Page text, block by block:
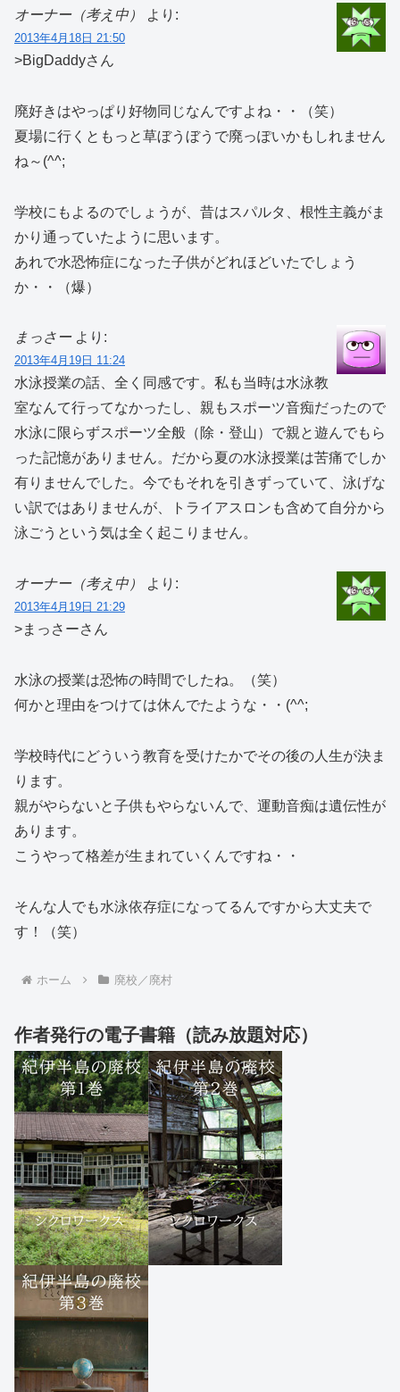
オーナー（考え中） より:
2013年4月18日 21:50
>BigDaddyさん
廃好きはやっぱり好物同じなんですよね・・（笑）
夏場に行くともっと草ぼうぼうで廃っぽいかもしれません
ね～(^^;
学校にもよるのでしょうが、昔はスパルタ、根性主義がま
かり通っていたように思います。
あれで水恐怖症になった子供がどれほどいたでしょう
か・・（爆）
まっさー より:
2013年4月19日 11:24
水泳授業の話、全く同感です。私も当時は水泳教
室なんて行ってなかったし、親もスポーツ音痴だったので
水泳に限らずスポーツ全般（除・登山）で親と遊んでもら
った記憶がありません。だから夏の水泳授業は苦痛でしか
有りませんでした。今でもそれを引きずっていて、泳げな
い訳ではありませんが、トライアスロンも含めて自分から
泳ごうという気は全く起こりません。
オーナー（考え中） より:
2013年4月19日 21:29
>まっさーさん
水泳の授業は恐怖の時間でしたね。（笑）
何かと理由をつけては休んでたような・・(^^;
学校時代にどういう教育を受けたかでその後の人生が決ま
ります。
親がやらないと子供もやらないんで、運動音痴は遺伝性が
あります。
こうやって格差が生まれていくんですね・・
そんな人でも水泳依存症になってるんですから大丈夫で
す！（笑）
ホーム 廃校／廃村
作者発行の電子書籍（読み放題対応）